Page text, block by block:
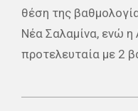
θέση της
Νέα Σαλαμίνα, ενώ η
προτελευταία με 2